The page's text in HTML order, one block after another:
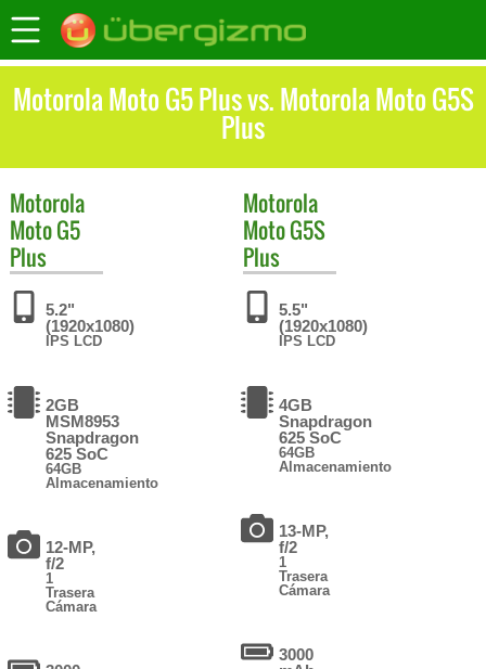
Motorola Moto G5 Plus vs. Motorola Moto G5S
Plus
Motorola
Moto G5
Plus
5.2"
(1920x1080)
IPS LCD
2GB
MSM8953
Snapdragon
625 SoC
64GB
Almacenamiento
12-MP,
f/2
1
Trasera
Cámara
Motorola
Moto G5S
Plus
5.5"
(1920x1080)
IPS LCD
4GB
Snapdragon
625 SoC
64GB
Almacenamiento
13-MP,
f/2
1
Trasera
Cámara
3000